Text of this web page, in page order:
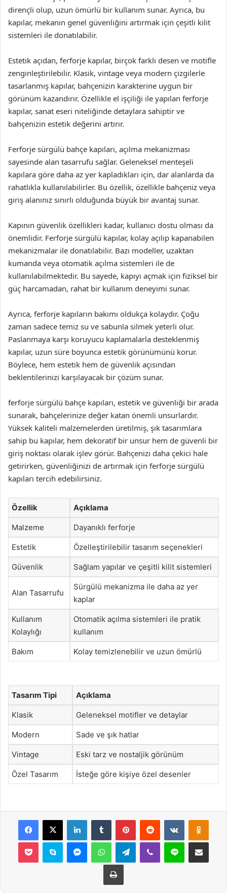
dirençli olup, uzun ömürlü bir kullanım sunar. Ayrıca, bu
kapılar, mekanın genel güvenliğini artırmak için çeşitli kilit
sistemleri ile donatılabilir.
Estetik açıdan, ferforje kapılar, birçok farklı desen ve motifle
zenginleştirilebilir. Klasik, vintage veya modern çizgilerle
tasarlanmış kapılar, bahçenizin karakterine uygun bir
görünüm kazandırır. Özellikle el işçiliği ile yapılan ferforje
kapılar, sanat eseri niteliğinde detaylara sahiptir ve
bahçenizin estetik değerini artırır.
Ferforje sürgülü bahçe kapıları, açılma mekanizması
sayesinde alan tasarrufu sağlar. Geleneksel menteşeli
kapılara göre daha az yer kapladıkları için, dar alanlarda da
rahatlıkla kullanılabilirler. Bu özellik, özellikle bahçeniz veya
giriş alanınız sınırlı olduğunda büyük bir avantaj sunar.
Kapının güvenlik özellikleri kadar, kullanıcı dostu olması da
önemlidir. Ferforje sürgülü kapılar, kolay açılıp kapanabilen
mekanizmalar ile donatılabilir. Bazı modeller, uzaktan
kumanda veya otomatik açılma sistemleri ile de
kullanılabilmektedir. Bu sayede, kapıyı açmak için fiziksel bir
güç harcamadan, rahat bir kullanım deneyimi sunar.
Ayrıca, ferforje kapıların bakımı oldukça kolaydır. Çoğu
zaman sadece temiz su ve sabunla silmek yeterli olur.
Paslanmaya karşı koruyucu kaplamalarla desteklenmiş
kapılar, uzun süre boyunca estetik görünümünü korur.
Böylece, hem estetik hem de güvenlik açısından
beklentilerinizi karşılayacak bir çözüm sunar.
ferforje sürgülü bahçe kapıları, estetik ve güvenliği bir arada
sunarak, bahçelerinize değer katan önemli unsurlardır.
Yüksek kaliteli malzemelerden üretilmiş, şık tasarımlara
sahip bu kapılar, hem dekoratif bir unsur hem de güvenli bir
giriş noktası olarak işlev görür. Bahçenizi daha çekici hale
getirirken, güvenliğinizi de artırmak için ferforje sürgülü
kapıları tercih edebilirsiniz.
Özellik Açıklama
Malzeme Dayanıklı ferforje
Estetik Özelleştirilebilir tasarım seçenekleri
Güvenlik Sağlam yapılar ve çeşitli kilit sistemleri
Alan Tasarrufu
Sürgülü mekanizma ile daha az yer
kaplar
Kullanım
Kolaylığı
Otomatik açılma sistemleri ile pratik
kullanım
Bakım Kolay temizlenebilir ve uzun ömürlü
Tasarım Tipi Açıklama
Klasik Geleneksel motifler ve detaylar
Modern Sade ve şık hatlar
Vintage Eski tarz ve nostaljik görünüm
Özel Tasarım İsteğe göre kişiye özel desenler
Facebook
X LinkedInTumblr PinterestReddit VKontakte
Pocket Skype MessengerWhatsAppTelegramViber Line E-Posta ile
Yazdır